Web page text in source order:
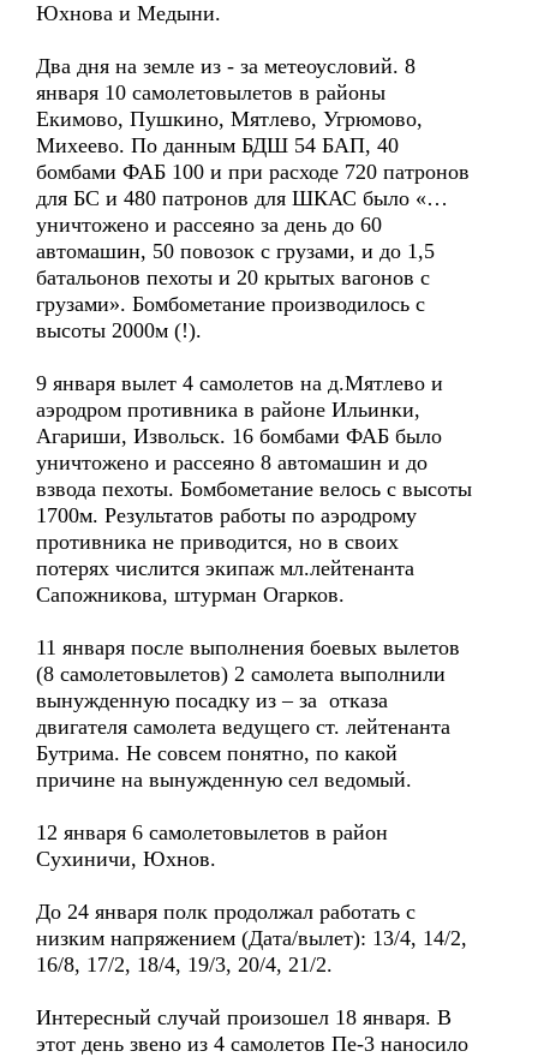
Юхнова и Медыни.
Два дня на земле из - за метеоусловий. 8
января 10 самолетовылетов в районы
Екимово, Пушкино, Мятлево, Угрюмово,
Михеево. По данным БДШ 54 БАП, 40
бомбами ФАБ 100 и при расходе 720 патронов
для БС и 480 патронов для ШКАС было «…
уничтожено и рассеяно за день до 60
автомашин, 50 повозок с грузами, и до 1,5
батальонов пехоты и 20 крытых вагонов с
грузами». Бомбометание производилось с
высоты 2000м (!).
9 января вылет 4 самолетов на д.Мятлево и
аэродром противника в районе Ильинки,
Агариши, Извольск. 16 бомбами ФАБ было
уничтожено и рассеяно 8 автомашин и до
взвода пехоты. Бомбометание велось с высоты
1700м. Результатов работы по аэродрому
противника не приводится, но в своих
потерях числится экипаж мл.лейтенанта
Сапожникова, штурман Огарков.
11 января после выполнения боевых вылетов
(8 самолетовылетов) 2 самолета выполнили
вынужденную посадку из – за отказа
двигателя самолета ведущего ст. лейтенанта
Бутрима. Не совсем понятно, по какой
причине на вынужденную сел ведомый.
12 января 6 самолетовылетов в район
Сухиничи, Юхнов.
До 24 января полк продолжал работать с
низким напряжением (Дата/вылет): 13/4, 14/2,
16/8, 17/2, 18/4, 19/3, 20/4, 21/2.
Интересный случай произошел 18 января. В
этот день звено из 4 самолетов Пе-3 наносило